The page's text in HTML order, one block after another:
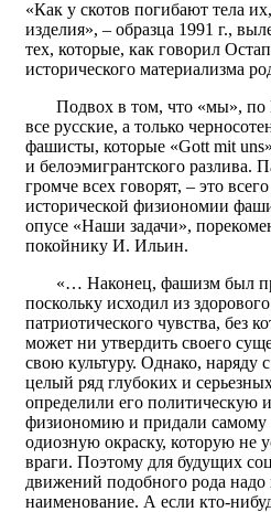
«Как у скотов погибают тела
изделия», – образца 1991 г.,
тех, которые, как говорил
исторического материализма
Подвох в том, что «мы», по
все русские, а только
фашисты, которые «Gott mit
и белоэмигрантского разлива.
громче всех говорят, – это
исторической физиономии
опусе «Наши задачи»,
покойнику И. Ильин.
«… Наконец, фашизм был
поскольку исходил из
патриотического чувства, без
может ни утвердить своего
свою культуру. Однако,
целый ряд глубоких и
определили его политическую
физиономию и придали самому
одиозную окраску, которую не
враги. Поэтому для будущих
движений подобного рода надо
наименование. А если кто-